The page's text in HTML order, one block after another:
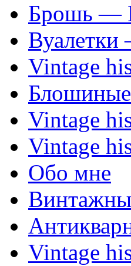
Брошь —
Вуалетки
Vintage
Vintage
Vintage
Обо мне
Vintage